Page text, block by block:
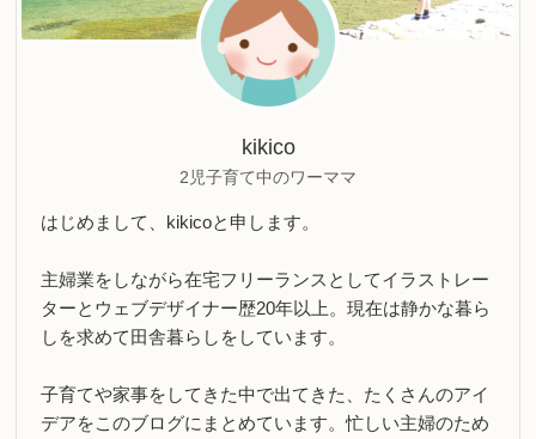
kikico
2児子育て中のワーママ
はじめまして、kikicoと申します。
主婦業をしながら在宅フリーランスとしてイラストレー
ターとウェブデザイナー歴20年以上。現在は静かな暮ら
しを求めて田舎暮らしをしています。
子育てや家事をしてきた中で出てきた、たくさんのアイ
デアをこのブログにまとめています。忙しい主婦のため